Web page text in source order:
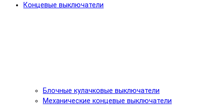
Концевые выключатели
Блочные кулачковые выключатели
Механические концевые выключатели